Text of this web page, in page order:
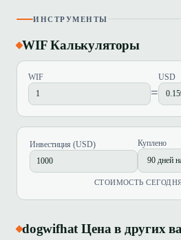
ИНСТРУМЕНТЫ
WIF Калькуляторы
WIF
=
USD
Инвестиция (USD) Куплено
СТОИМОСТЬ
dogwifhat Цена в других